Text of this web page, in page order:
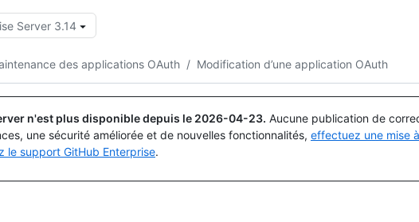
Server 3.14
des applications OAuth / Modification d’une application OAuth
n'est plus disponible depuis le 2026-04-23. Aucune publication de
une sécurité améliorée et de nouvelles fonctionnalités, effectuez une mise
le support GitHub Enterprise.